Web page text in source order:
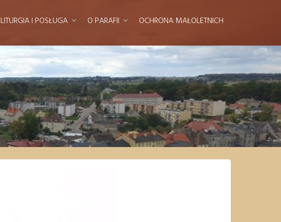
LITURGIA I POSŁUGA O PARAFII OCHRONA MAŁOLETNICH